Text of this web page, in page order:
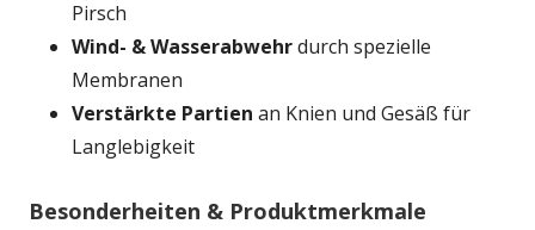
Pirsch
Wind- & Wasserabwehrdurch spezielle
Membranen
Verstärkte Partien an Knien und Gesäß für
Langlebigkeit
Besonderheiten & Produktmerkmale